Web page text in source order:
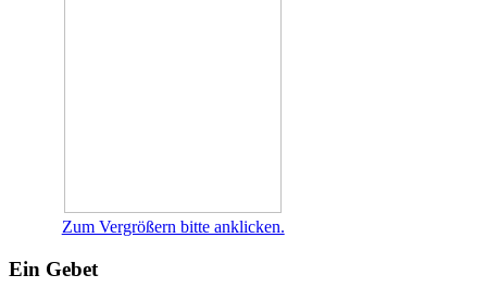
Zum Vergrößern bitte anklicken.
Ein Gebet